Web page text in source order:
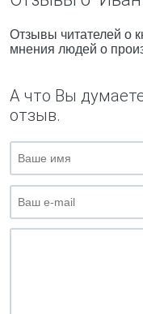
Отзывы читателей о
мнения людей о
А что Вы
отзыв.